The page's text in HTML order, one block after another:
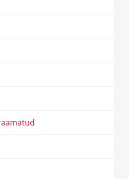
aamatud